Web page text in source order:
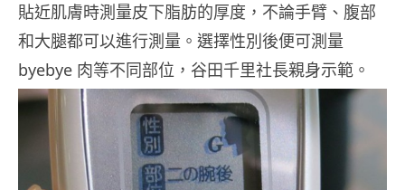
貼近肌膚時測量皮下脂肪的厚度，不論手臂、腹部
和大腿都可以進行測量。選擇性別後便可測量
byebye 肉等不同部位，谷田千里社長親身示範。